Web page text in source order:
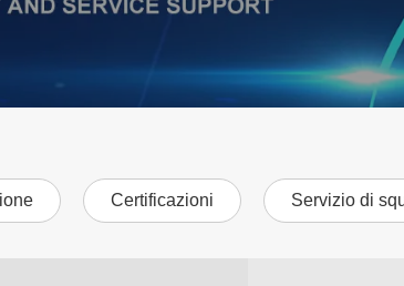
Certificazioni Servizio di